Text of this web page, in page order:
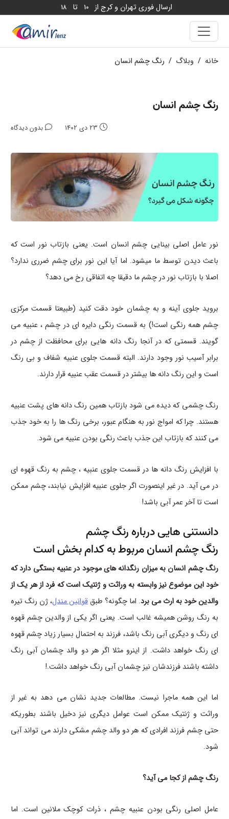
ارسال فوری تهران و کرج از 10 تا 18
خانه / وبلاگ / رنگ چشم انسان
رنگ چشم انسان
23 دی 1402 بدون دیدگاه
نور عامل اصلی بینایی چشم انسان است. یعنی بازتاب نور است که
باعث دیدن توسط ما میشود. اما آیا این نور برای چشم ضرری ندارد؟
اصلا با بازتاب نور در چشم ما دقیقا چه اتفاقی رخ می دهد؟
بروید جلوی آینه و به چشمان خود دقت کنید (طبیعتا قسمت مرکزی
چشم همه رنگی است!) به قسمت رنگی دایره ای در چشم ، عنبیه می
گویند. قسمتی که در آنجا رنگ دانه هایی برای محافظت از چشم در
برابر آسیب نور وجود دارند. البته قسمت جلوی عنبیه شفاف و بی رنگ
است و این رنگ دانه ها بیشتر در قسمت عقب عنبیه قرار دارند.
رنگ چشمی که دیده می شود بازتاب همین رنگ دانه های پشت عنبیه
هستند. چرا که امواج نور به هنگام عبور، برخی رنگ ها را به خود جذب
می کنند که بازتاب این جذب باعث رنگی بودن عنبیه می شود.
با افزایش رنگ دانه ها در قسمت جلوی عنبیه ، چشم به رنگ قهوه ای
در می آید. در غیر اینصورت اگر جلوی عنبیه افزایش نیابند، چشم ممکن
است تا آخر عمر آبی باشد!
دانستنی هایی درباره رنگ چشم
رنگ چشم انسان مربوط به کدام بخش است
رنگ چشم انسان به میزان رنگدانه های موجود در عنبیه بستگی دارد که
خود این موضوع نیز وابسته به وراثت و ژنتیک است که فرد از هر یک از
والدین خود به ارث می برد. اما چگونه؟ طبق قوانین مندل، ژن رنگ تیره
به رنگ روشن همیشه غالب است. یعنی اگر یکی از والدین چشم قهوه
ای رنگ و دیگری آبی رنگ باشد، فرزند به احتمال بسیار زیاد چشم قهوه
ای رنگ خواهد داشت. از اینرو مثلا اگر هر دو والد چشمان آبی رنگ
داشته باشند فرزندشان نیز چشمان آبی رنگ خواهد داشت.!
اما این همه ماجرا نیست. مطالعات جدید نشان می دهد به غیر از
وراثت و ژنتیک ممکن است عوامل دیگری نیز دخیل باشند بطوریکه
حتی چشم فرزند افرادی که هر دو والد چشم مشکی دارند می تواند آبی
شود.
رنگ چشم از کجا می آید؟
عامل اصلی رنگی بودن عنبیه چشم ، ذرات کوچک ملانین است. اما